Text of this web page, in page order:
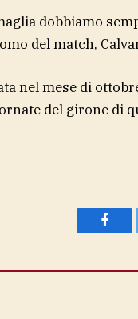
dobbiamo
del match,
nel mese di
del girone di